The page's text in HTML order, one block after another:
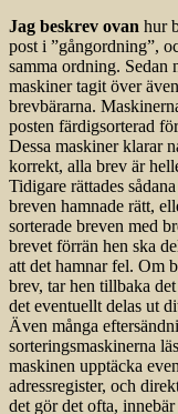
Jag beskrev ovan hur
post i ”gångordning”,
samma ordning. Sedan
maskiner tagit över
brevbärarna.
posten färdigsorterad
Dessa maskiner klarar
korrekt, alla brev är
Tidigare rättades
breven hamnade rätt,
sorterade breven med
brevet förrän hen ska
att det hamnar fel. Om
brev, tar hen tillbaka
det eventuellt delas ut
Även många
sorteringsmaskinerna
maskinen upptäcka
adressregister, och
det gör det ofta,